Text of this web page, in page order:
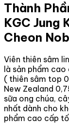
Thành
KGC Jung
Cheon
Viên thiên sâm
là sản phẩm
( thiên sâm top
New Zealand
sữa ong chúa,
nhất dành cho
phẩm cao cấp